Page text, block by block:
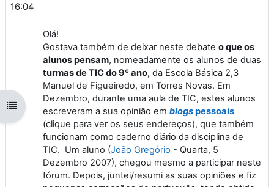
Abrir índice da disciplina
16:04
Olá!
Gostava também de deixar neste debate o que os
alunos pensam, nomeadamente os alunos de duas
turmas de TIC do 9º ano, da Escola Básica 2,3
Manuel de Figueiredo, em Torres Novas. Em
Dezembro, durante uma aula de TIC, estes alunos
escreveram a sua opinião em blogspessoais
(clique para ver os seus endereços), que também
funcionam como caderno diário da disciplina de
TIC. Um aluno (João Gregório - Quarta, 5
Dezembro 2007), chegou mesmo a participar neste
fórum. Depois, juntei/resumi as suas opiniões e fiz